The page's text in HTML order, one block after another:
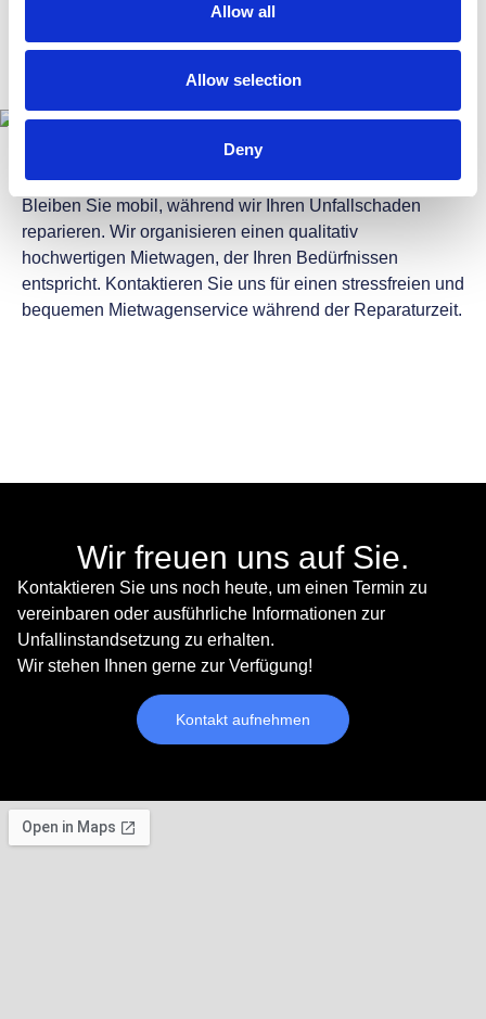
Allow all
Allow selection
Deny
Bequemer Mietwagenservice
Bleiben Sie mobil, während wir Ihren Unfallschaden
reparieren. Wir organisieren einen qualitativ
hochwertigen Mietwagen, der Ihren Bedürfnissen
entspricht. Kontaktieren Sie uns für einen stressfreien und
bequemen Mietwagenservice während der Reparaturzeit.
Wir freuen uns auf Sie.
Kontaktieren Sie uns noch heute, um einen Termin zu
vereinbaren oder ausführliche Informationen zur
Unfallinstandsetzung zu erhalten.
Wir stehen Ihnen gerne zur Verfügung!
Kontakt aufnehmen